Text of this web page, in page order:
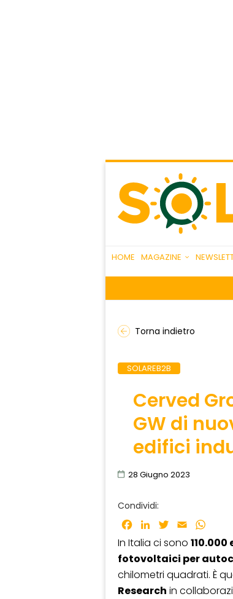
HOME MAGAZINE
Torna indietro
SOLAREB2B
Cerved
GW di
edifici
28 Giugno 2023
Condividi:
Facebook
LinkedInTwitter
Email
In Italia ci sono
fotovoltaici per
chilometri quadrati. È
Research in